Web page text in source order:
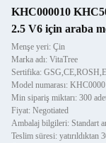
KHC000010
2.5 V6 için araba
Menşe yeri: Çin
Marka adı: VitaTree
Sertifika:
Model numarası:
Min sipariş miktarı: 300
Fiyat: Negotiated
Ambalaj bilgileri: Standart
Teslim süresi: yatırıldıktan